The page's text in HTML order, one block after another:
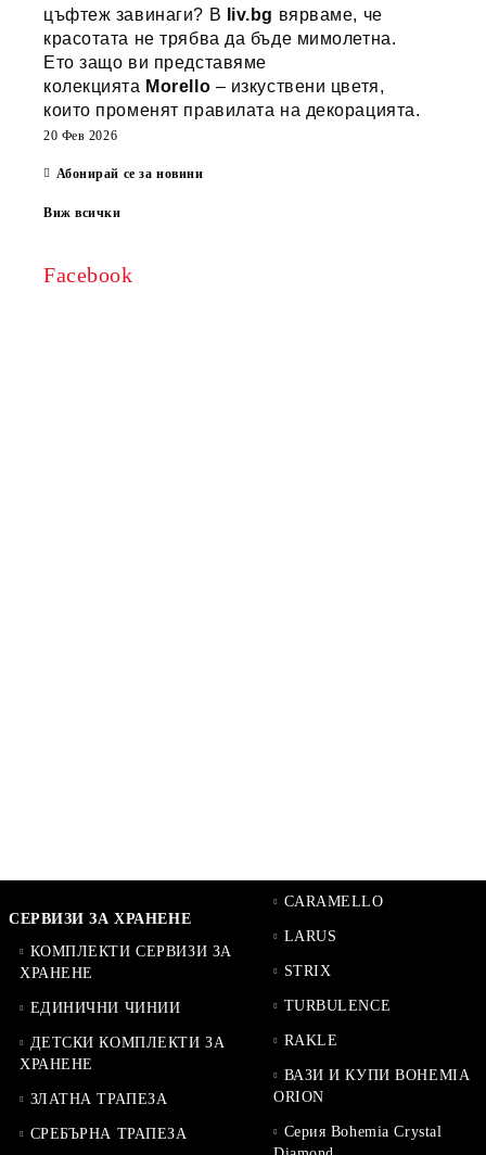
цъфтеж завинаги? В
liv.bg вярваме, че
красотата не трябва да бъде мимолетна.
Ето защо ви представяме
колекцията Morello – изкуствени цветя,
които променят правилата на декорацията.
20 Фев 2026
Абонирай се за новини
Виж всички
Facebook
СЕРВИЗИ ЗА ХРАНЕНЕ
КОМПЛЕКТИ СЕРВИЗИ ЗА
ХРАНЕНЕ
ЕДИНИЧНИ ЧИНИИ
ДЕТСКИ КОМПЛЕКТИ ЗА
ХРАНЕНЕ
ЗЛАТНА ТРАПЕЗА
СРЕБЪРНА ТРАПЕЗА
CARAMELLO
LARUS
STRIX
TURBULENCE
RAKLE
ВАЗИ И КУПИ BOHEMIA
ORION
Серия Bohemia Crystal